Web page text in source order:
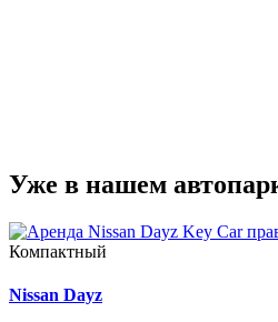
Уже в нашем
Компактный
Nissan Dayz